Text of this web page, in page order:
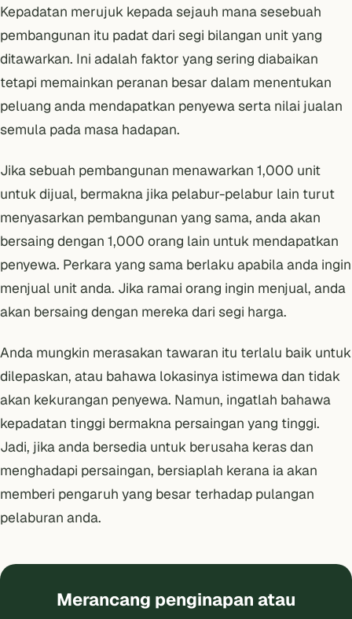
Kepadatan merujuk kepada sejauh mana sesebuah
pembangunan itu padat dari segi bilangan unit yang
ditawarkan. Ini adalah faktor yang sering diabaikan
tetapi memainkan peranan besar dalam menentukan
peluang anda mendapatkan penyewa serta nilai jualan
semula pada masa hadapan.
Jika sebuah pembangunan menawarkan 1,000 unit
untuk dijual, bermakna jika pelabur-pelabur lain turut
menyasarkan pembangunan yang sama, anda akan
bersaing dengan 1,000 orang lain untuk mendapatkan
penyewa. Perkara yang sama berlaku apabila anda ingin
menjual unit anda. Jika ramai orang ingin menjual, anda
akan bersaing dengan mereka dari segi harga.
Anda mungkin merasakan tawaran itu terlalu baik untuk
dilepaskan, atau bahawa lokasinya istimewa dan tidak
akan kekurangan penyewa. Namun, ingatlah bahawa
kepadatan tinggi bermakna persaingan yang tinggi.
Jadi, jika anda bersedia untuk berusaha keras dan
menghadapi persaingan, bersiaplah kerana ia akan
memberi pengaruh yang besar terhadap pulangan
pelaburan anda.
Merancang penginapan atau